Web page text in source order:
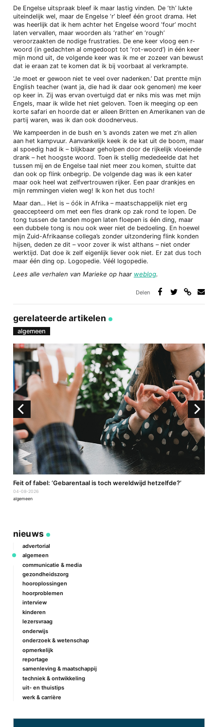
De Engelse uitspraak bleef ik maar lastig vinden. De ‘th’ lukte
uiteindelijk wel, maar de Engelse ‘r’ bleef één groot drama. Het
was heerlijk dat ik hem achter het Engelse woord ‘four’ mocht
laten vervallen, maar woorden als ‘rather’ en ‘rough’
veroorzaakten de nodige frustraties. De ene keer vloog een r-
woord (in gedachten al omgedoopt tot ‘rot-woord’) in één keer
mijn mond uit, de volgende keer was ik me er zozeer van bewust
dat ie eraan zat te komen dat ik bij voorbaat al verkrampte.
‘Je moet er gewoon niet te veel over nadenken.’ Dat prentte mijn
English teacher (want ja, die had ik daar ook genomen) me keer
op keer in. Zij was ervan overtuigd dat er niks mis was met mijn
Engels, maar ik wilde het niet geloven. Toen ik meeging op een
korte safari en hoorde dat er alleen Britten en Amerikanen van de
partij waren, was ik dan ook doodnerveus.
We kampeerden in de bush en ’s avonds zaten we met z’n allen
aan het kampvuur. Aanvankelijk keek ik de kat uit de boom, maar
al spoedig had ik – blijkbaar geholpen door de rijkelijk vloeiende
drank – het hoogste woord. Toen ik stellig mededeelde dat het
tussen mij en de Engelse taal niet meer zou komen, stuitte dat
dan ook op flink onbegrip. De volgende dag was ik een kater
maar ook heel wat zelfvertrouwen rijker. Een paar drankjes en
mijn remmingen vielen weg! Ik kon het dus toch!
Maar dan… Het is – óók in Afrika – maatschappelijk niet erg
geaccepteerd om met een fles drank op zak rond te lopen. De
tong tussen de tanden mogen laten floepen is één ding, maar
een dubbele tong is nou ook weer niet de bedoeling. En hoewel
mijn Zuid-Afrikaanse collega’s zonder uitzondering flink konden
hijsen, deden ze dit – voor zover ik wist althans – niet onder
werktijd. Dat doe ik zelf eigenlijk liever ook niet. Er zat dus toch
maar één ding op. Logopedie. Véél logopedie.
Lees alle verhalen van Marieke op haar weblog.
Delen
gerelateerde artikelen
algemeen
Feit of fabel: ‘Gebarentaal is toch wereldwijd hetzelfde?’
04-08-2026
algemeen
nieuws
advertorial
algemeen
communicatie & media
gezondheidszorg
hooroplossingen
hoorproblemen
interview
kinderen
lezersvraag
onderwijs
onderzoek & wetenschap
opmerkelijk
reportage
samenleving & maatschappij
techniek & ontwikkeling
uit- en thuistips
werk & carrière